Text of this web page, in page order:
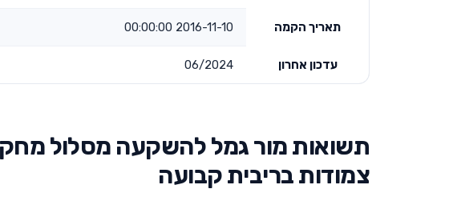
תאריך הקמה 2016-11-10 00:00:00
עדכון אחרון 06/2024
תשואות מור גמל להשקעה מסלול
צמודות בריבית קבועה